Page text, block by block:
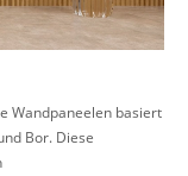
Wandpaneelen basiert
Bor. Diese